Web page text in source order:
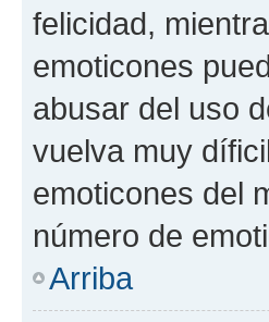
felicidad,
emoticones
abusar del uso
vuelva muy
emoticones del
número de
Arriba